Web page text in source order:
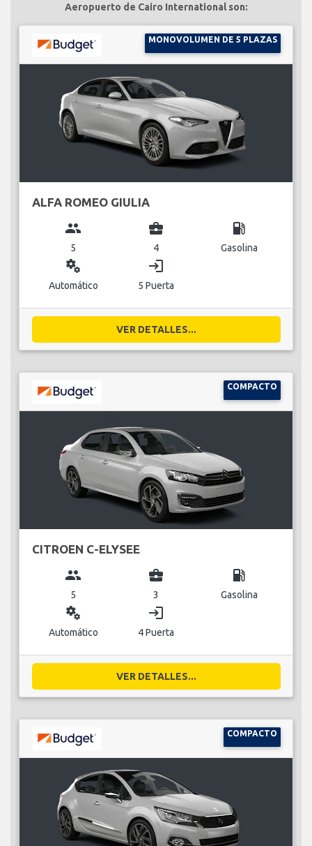
Aeropuerto de Cairo International son:
MONOVOLUMEN DE 5 PLAZAS
ALFA ROMEO GIULIA
group
5
business_center
4
local_gas_station
Gasolina
miscellaneous_services
Automático
login
5 Puerta
VER DETALLES...
COMPACTO
CITROEN C-ELYSEE
group
5
business_center
3
local_gas_station
Gasolina
miscellaneous_services
Automático
login
4 Puerta
VER DETALLES...
COMPACTO